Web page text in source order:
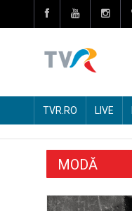
TVR.RO LIVE
MODĂ